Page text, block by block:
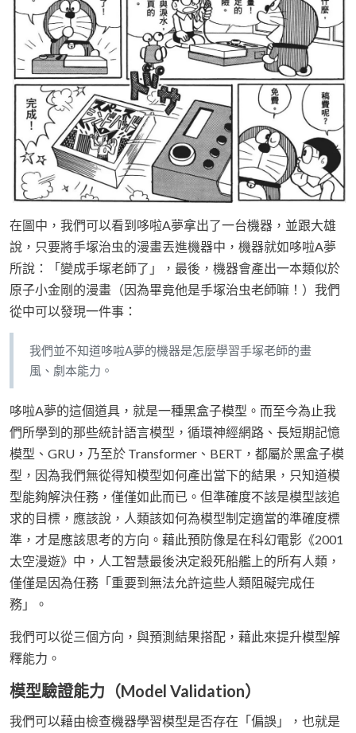
在圖中，我們可以看到哆啦A夢拿出了一台機器，並跟大雄
說，只要將手塚治虫的漫畫丟進機器中，機器就如哆啦A夢
所說：「變成手塚老師了」，最後，機器會產出一本類似於
原子小金剛的漫畫（因為畢竟他是手塚治虫老師嘛！）我們
從中可以發現一件事：
我們並不知道哆啦A夢的機器是怎麼學習手塚老師的畫
風、劇本能力。
哆啦A夢的這個道具，就是一種黑盒子模型。而至今為止我
們所學到的那些統計語言模型，循環神經網路、長短期記憶
模型、GRU，乃至於 Transformer、BERT，都屬於黑盒子模
型，因為我們無從得知模型如何產出當下的結果，只知道模
型能夠解決任務，僅僅如此而已。但準確度不該是模型該追
求的目標，應該說，人類該如何為模型制定適當的準確度標
準，才是應該思考的方向。藉此預防像是在科幻電影《2001
太空漫遊》中，人工智慧最後決定殺死船艦上的所有人類，
僅僅是因為任務「重要到無法允許這些人類阻礙完成任
務」。
我們可以從三個方向，與預測結果搭配，藉此來提升模型解
釋能力。
模型驗證能力（Model Validation）
我們可以藉由檢查機器學習模型是否存在「偏誤」，也就是